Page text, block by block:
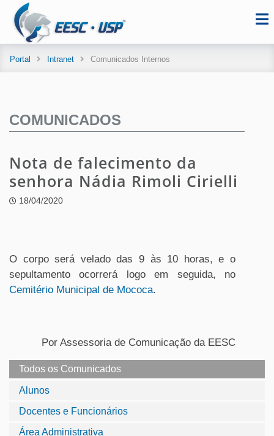
Portal Intranet Comunicados Internos
Todos os Comunicados
Alunos
Docentes e Funcionários
Área Administrativa
COMUNICADOS
Nota de falecimento da
senhora Nádia Rimoli Cirielli
18/04/2020
O corpo será velado das 9 às 10 horas,e o
sepultamento ocorrerá logo em seguida, no
Cemitério Municipal de Mococa.
Por Assessoria de Comunicação da EESC